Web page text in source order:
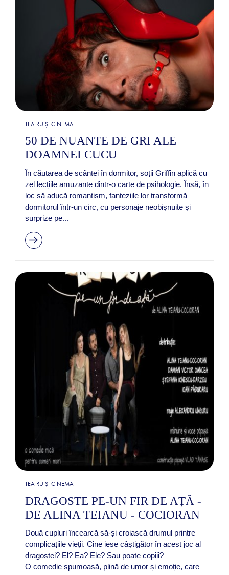
TEATRU ȘI CINEMA
50 DE NUANTE DE GRI ALE
DOAMNEI CUCU
În căutarea de scântei în dormitor, soții Griffin aplică cu
zel lecțiile amuzante dintr-o carte de psihologie. Însă, în
loc să aducă romantism, fanteziile lor transformă
dormitorul într-un circ, cu personaje neobișnuite și
surprize pe...
TEATRU ȘI CINEMA
DRAGOSTE PE-UN FIR DE AȚĂ -
DE ALINA TEIANU - COCIORAN
Două cupluri încearcă să-și croiască drumul printre
complicațiile vieții. Cine iese câștigător în acest joc al
dragostei? El? Ea? Ele? Sau poate copiii?
O comedie spumoasă, plină de umor și emoție, care